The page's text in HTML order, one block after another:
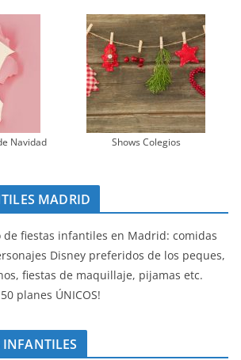
Navidad Shows Colegios
MADRID
de fiestas infantiles en Madrid: comidas
Disney preferidos de los peques,
fiestas de maquillaje, pijamas etc.
planes ÚNICOS!